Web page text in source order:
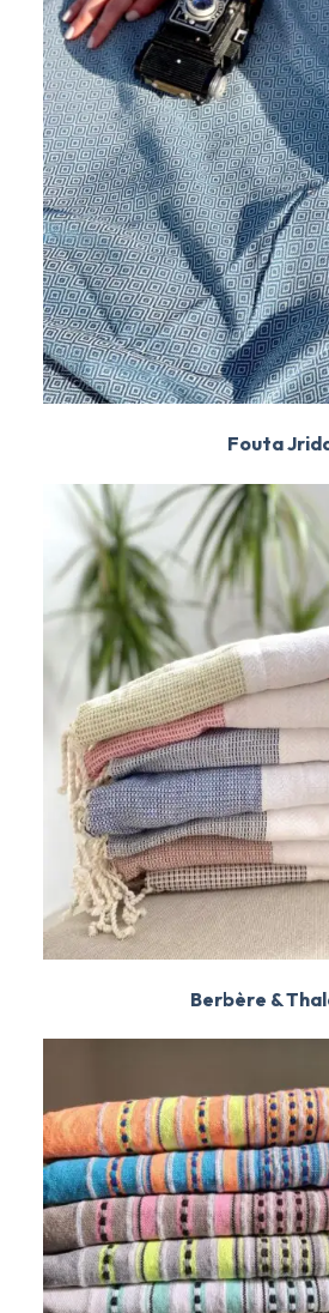
Fouta
Berbère &